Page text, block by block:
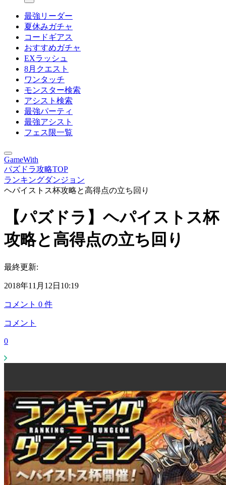
最強リーダー
夏休みガチャ
コードギアス
おすすめガチャ
EXラッシュ
8月クエスト
ワンタッチ
モンスター検索
アシスト検索
最強パーティ
最強アシスト
フェス限一覧
GameWith
パズドラ攻略TOP
ランキングダンジョン
ヘパイストス杯攻略と高得点の立ち回り
【パズドラ】ヘパイストス杯
攻略と高得点の立ち回り
最終更新:
2018年11月12日10:19
コメント 0 件
コメント
0